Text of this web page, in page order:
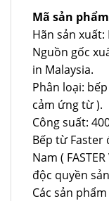
Mã sản
Hãn sản
Nguồn gốc
in Malaysia.
Phân loại:
cảm ứng từ ).
Công suất:
Bếp từ Faster
Nam (
độc quyền
Các sản